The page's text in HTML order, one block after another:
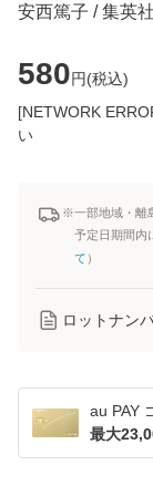
安西篤子 / 集英
580円(税込)
[NETWORK
い
※一部地域・離
予定日期間内
て ）
ロットナン
au PAY
最大